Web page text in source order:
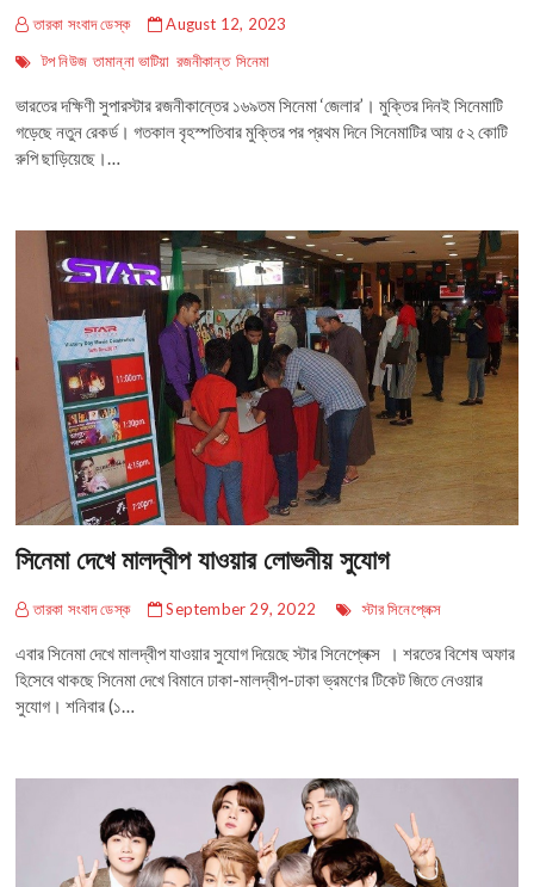
তারকা সংবাদ ডেস্ক
August 12, 2023
টপ নিউজ তামান্না ভাটিয়া রজনীকান্ত সিনেমা
ভারতের দক্ষিণী সুপারস্টার রজনীকান্তের ১৬৯তম সিনেমা ‘জেলার’। মুক্তির দিনই সিনেমাটি
গড়েছে নতুন রেকর্ড। গতকাল বৃহস্পতিবার মুক্তির পর প্রথম দিনে সিনেমাটির আয় ৫২ কোটি
রুপি ছাড়িয়েছে।…
সিনেমা দেখে মালদ্বীপ যাওয়ার লোভনীয় সুযোগ
তারকা সংবাদ ডেস্ক September 29, 2022 স্টার সিনেপ্লেক্স
এবার সিনেমা দেখে মালদ্বীপ যাওয়ার সুযোগ দিয়েছে স্টার সিনেপ্লেক্স । শরতের বিশেষ অফার
হিসেবে থাকছে সিনেমা দেখে বিমানে ঢাকা-মালদ্বীপ-ঢাকা ভ্রমণের টিকেট জিতে নেওয়ার
সুযোগ। শনিবার (১…